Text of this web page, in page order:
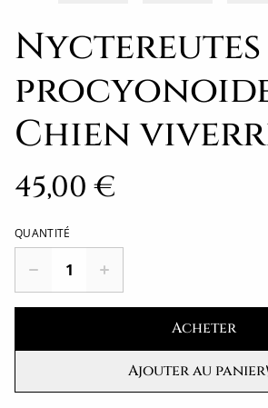
Nyctereutes
Chien
45,00 €
QUANTITÉ
Acheter
Ajouter au panier